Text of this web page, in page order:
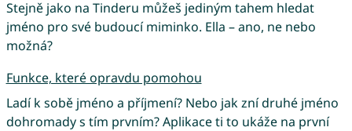
Stejně jako na Tinderu můžeš jediným tahem hledat
jméno pro své budoucí miminko. Ella – ano, ne nebo
možná?
Funkce, které opravdu pomohou
Ladí k sobě jméno a příjmení? Nebo jak zní druhé jméno
dohromady s tím prvním? Aplikace ti to ukáže na první